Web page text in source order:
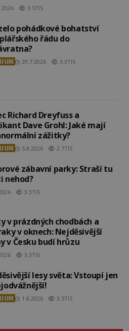
3.5TIS
pohádkové bohatství
řádu do
29.7.2026 3.3TIS
Richard Dreyfuss a
Dave Grohl: Jaké mají
zážitky?
5.8.2026 2.7TIS
zábavní parky: Straší tu
nehod?
3.3TIS
v prázdných chodbách a
v oknech: Nejděsivější
v Česku budí hrůzu
3.3TIS
lesy světa: Vstoupí jen
1.8.2026 3.5TIS